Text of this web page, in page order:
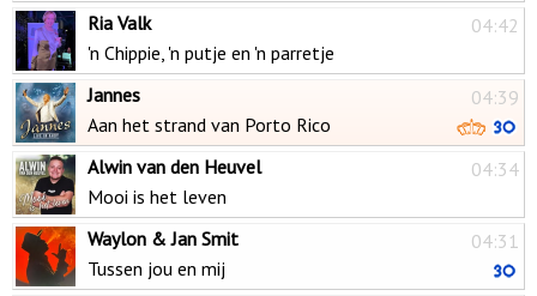
04:42
Ria Valk
'n Chippie, 'n putje en 'n parretje
04:39
Jannes
Aan het strand van Porto Rico
04:34
Alwin van den Heuvel
Mooi is het leven
04:31
Waylon & Jan Smit
Tussen jou en mij